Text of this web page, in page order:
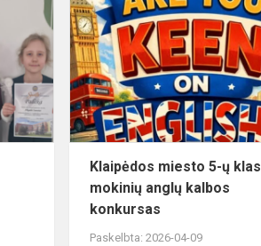
kalbos
konkursas
,,Kalbos
labirintai"
Klaipėdos miesto 5-ų
mokinių anglų kalbos
konkursas
Paskelbta: 2026-04-09